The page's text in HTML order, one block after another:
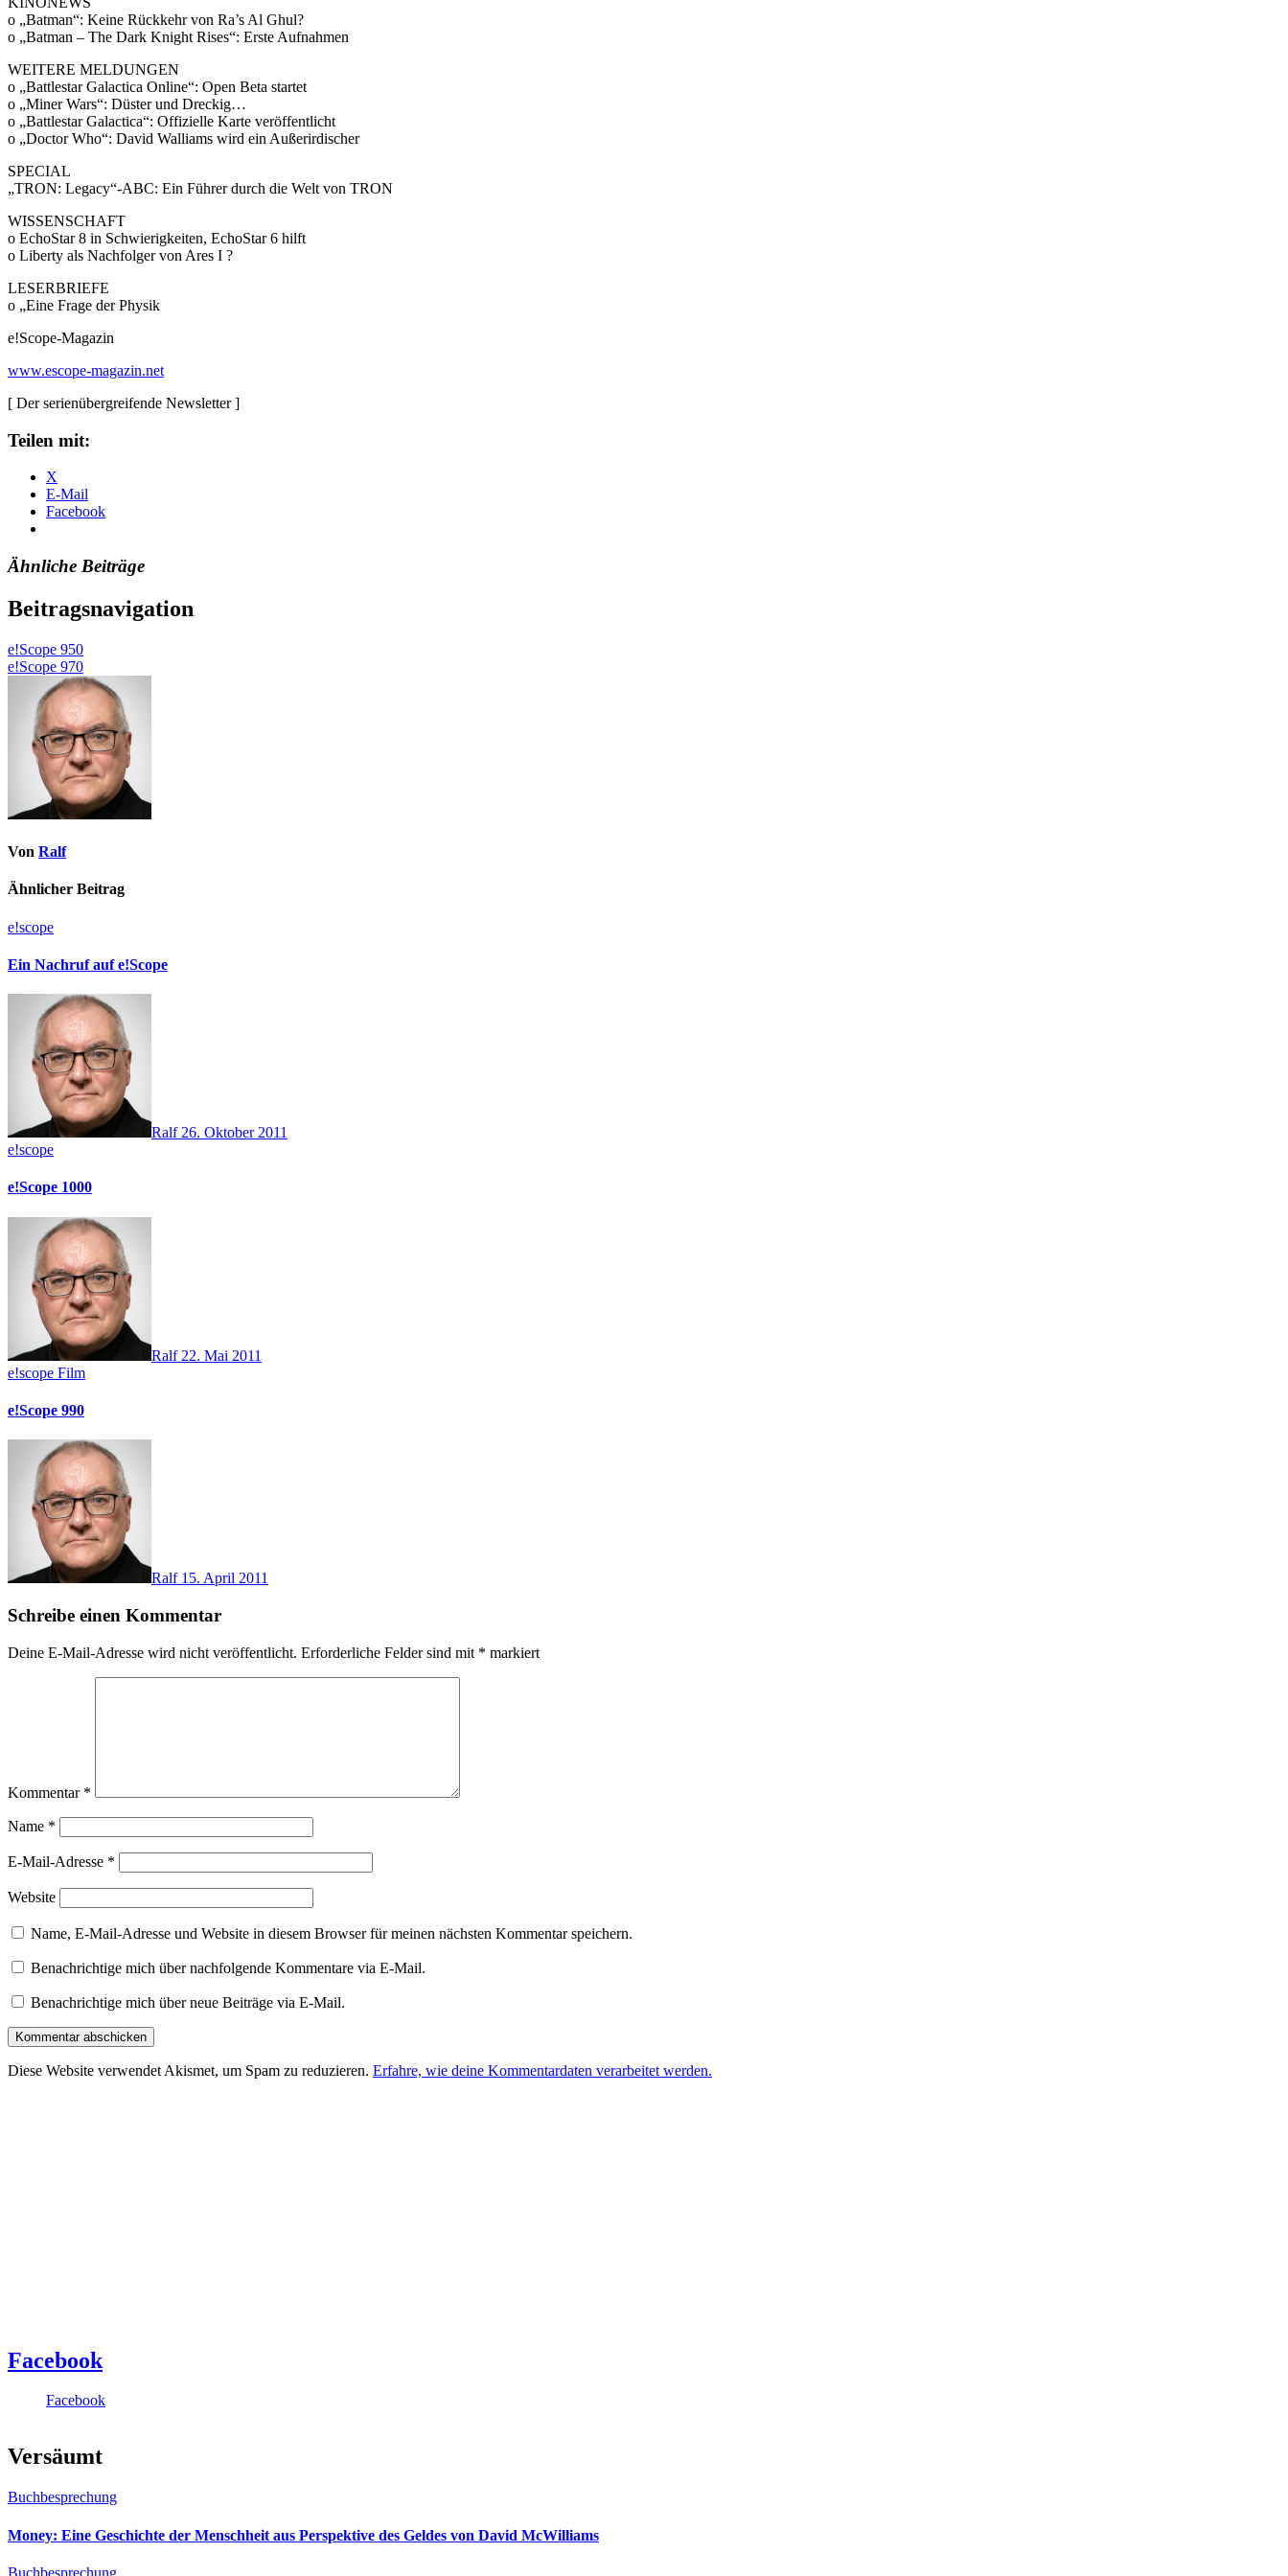
o „Batman“: Keine Rückkehr von Ra’s Al Ghul?
o „Batman – The Dark Knight Rises“: Erste Aufnahmen
WEITERE MELDUNGEN
o „Battlestar Galactica Online“: Open Beta startet
o „Miner Wars“: Düster und Dreckig…
o „Battlestar Galactica“: Offizielle Karte veröffentlicht
o „Doctor Who“: David Walliams wird ein Außerirdischer
SPECIAL
„TRON: Legacy“-ABC: Ein Führer durch die Welt von TRON
WISSENSCHAFT
o EchoStar 8 in Schwierigkeiten, EchoStar 6 hilft
o Liberty als Nachfolger von Ares I ?
LESERBRIEFE
o „Eine Frage der Physik
e!Scope-Magazin
www.escope-magazin.net
[ Der serienübergreifende Newsletter ]
Teilen mit:
X
E-Mail
Facebook
Ähnliche Beiträge
Beitragsnavigation
e!Scope 950
e!Scope 970
Von Ralf
Ähnlicher Beitrag
e!scope
Ein Nachruf auf e!Scope
Ralf 26. Oktober 2011
e!scope
e!Scope 1000
Ralf 22. Mai 2011
e!scope Film
e!Scope 990
Ralf 15. April 2011
Schreibe einen Kommentar
Deine E-Mail-Adresse wird nicht veröffentlicht. Erforderliche Felder sind mit * markiert
Kommentar *
Name *
E-Mail-Adresse *
Website
Name, E-Mail-Adresse und Website in diesem Browser für meinen nächsten Kommentar speichern.
Benachrichtige mich über nachfolgende Kommentare via E-Mail.
Benachrichtige mich über neue Beiträge via E-Mail.
Diese Website verwendet Akismet, um Spam zu reduzieren. Erfahre, wie deine Kommentardaten verarbeitet werden.
Facebook
Facebook
Versäumt
Buchbesprechung
Money: Eine Geschichte der Menschheit aus Perspektive des Geldes von David McWilliams
Buchbesprechung